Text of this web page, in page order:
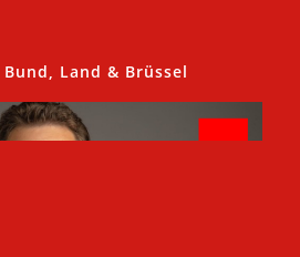
Land & Brüssel